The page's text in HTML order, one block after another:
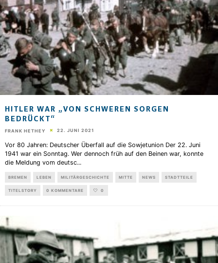
HITLER WAR „VON SCHWEREN SORGEN
BEDRÜCKT“
FRANK HETHEY 22. JUNI 2021
Vor 80 Jahren: Deutscher Überfall auf die Sowjetunion Der 22. Juni
1941 war ein Sonntag. Wer dennoch früh auf den Beinen war, konnte
die Meldung vom deutsc...
BREMEN LEBEN MILITÄRGESCHICHTE MITTE NEWS STADTTEILE
TITELSTORY 0 KOMMENTARE 0